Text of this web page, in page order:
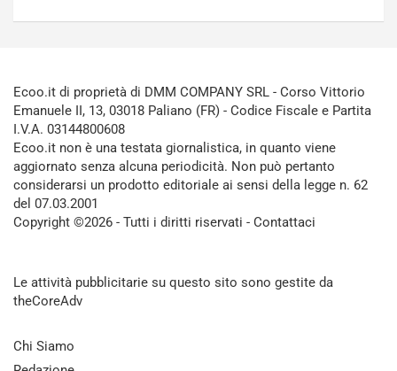
Ecoo.it di proprietà di DMM COMPANY SRL - Corso Vittorio
Emanuele II, 13, 03018 Paliano (FR) - Codice Fiscale e Partita
I.V.A. 03144800608
Ecoo.it non è una testata giornalistica, in quanto viene
aggiornato senza alcuna periodicità. Non può pertanto
considerarsi un prodotto editoriale ai sensi della legge n. 62
del 07.03.2001
Copyright ©2026 - Tutti i diritti riservati - Contattaci
Le attività pubblicitarie su questo sito sono gestite da
theCoreAdv
Chi Siamo